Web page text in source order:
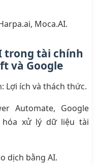
Moca.AI.
trong tài chính
và Google
Lợi ích và thách thức.
Automate, Google
xử lý dữ liệu tài
dịch bằng AI.